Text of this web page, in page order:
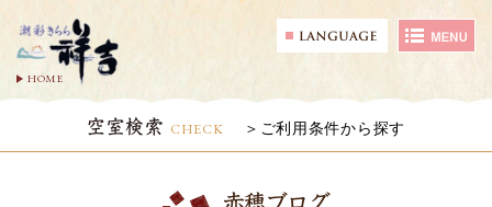
HOME
空室検索 CHECK ご利用条件から探す
赤穂ブログ